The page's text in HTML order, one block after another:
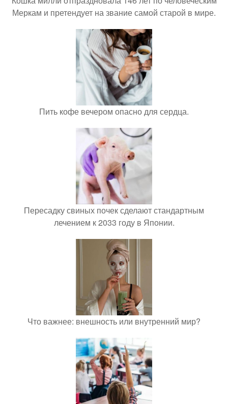
Меркам и претендует на звание самой старой в мире.
Пить кофе вечером опасно для сердца.
Пересадку свиных почек сделают стандартным
лечением к 2033 году в Японии.
Что важнее: внешность или внутренний мир?